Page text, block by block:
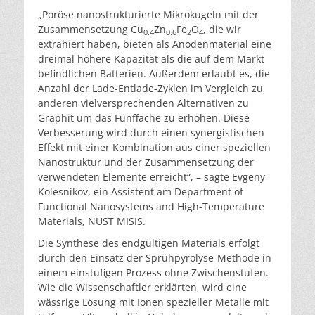
„Poröse nanostrukturierte Mikrokugeln mit der
Zusammensetzung Cu0.4Zn0.6Fe2O4, die wir
extrahiert haben, bieten als Anodenmaterial eine
dreimal höhere Kapazität als die auf dem Markt
befindlichen Batterien. Außerdem erlaubt es, die
Anzahl der Lade-Entlade-Zyklen im Vergleich zu
anderen vielversprechenden Alternativen zu
Graphit um das Fünffache zu erhöhen. Diese
Verbesserung wird durch einen synergistischen
Effekt mit einer Kombination aus einer speziellen
Nanostruktur und der Zusammensetzung der
verwendeten Elemente erreicht“, – sagte Evgeny
Kolesnikov, ein Assistent am Department of
Functional Nanosystems and High-Temperature
Materials, NUST MISIS.
Die Synthese des endgültigen Materials erfolgt
durch den Einsatz der Sprühpyrolyse-Methode in
einem einstufigen Prozess ohne Zwischenstufen.
Wie die Wissenschaftler erklärten, wird eine
wässrige Lösung mit Ionen spezieller Metalle mit